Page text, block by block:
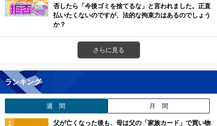
否したら「今後ゴミを捨てるな」と言われました。正直
払いたくないのですが、法的な拘束力はあるのでしょう
か？
さらに見る
ランキング
週 間 月 間
父が亡くなった後も、母は父の「家族カード」で買い物